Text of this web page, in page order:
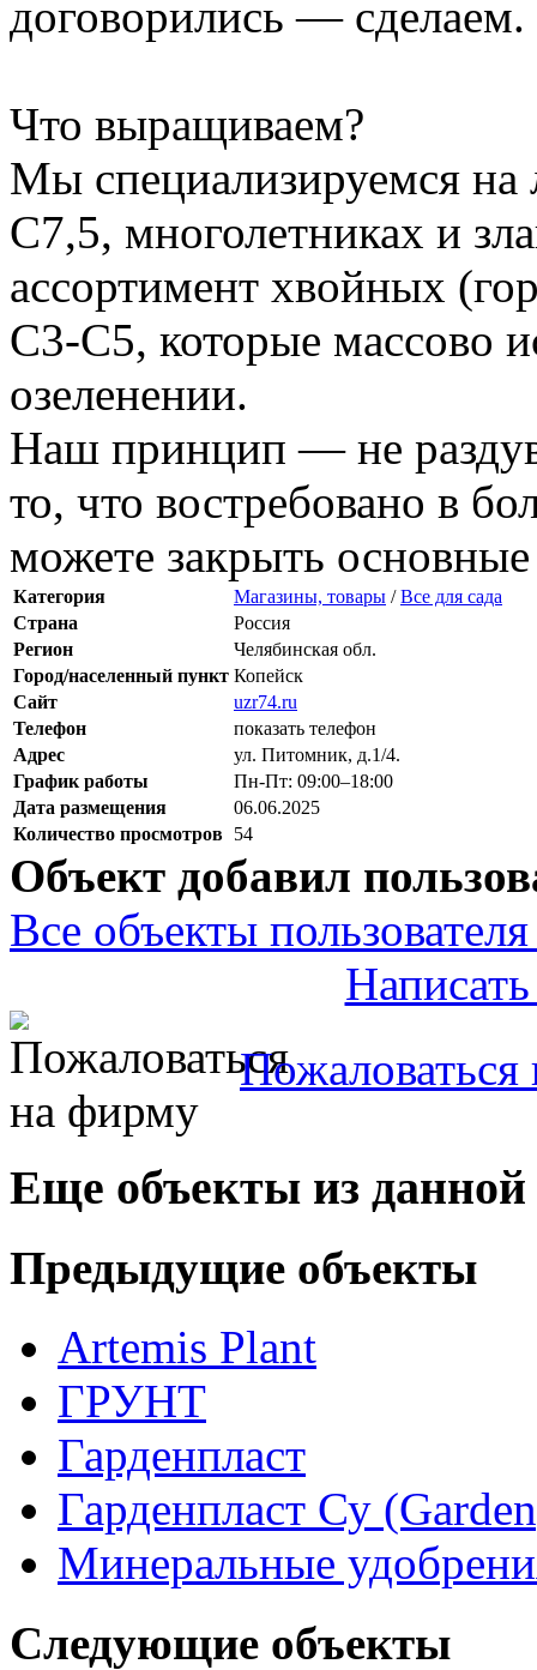
договорились — сделаем.
Что выращиваем?
Мы специализируемся на
С7,5, многолетниках и
ассортимент хвойных
С3-С5, которые массово
озеленении.
Наш принцип — не
то, что востребовано в
можете закрыть
Категория Магазины, товары /Все для сада
Страна
Россия
Регион
Челябинская обл.
Город/населенный пункт Копейск
Сайт
uzr74.ru
Телефон
показать телефон
Адрес
ул. Питомник, д.1/4.
График работы
Пн-Пт: 09:00–18:00
Дата размещения
06.06.2025
Количество просмотров 54
Объект добавил
Все объекты
Еще объекты из данной
Предыдущие объекты
Artemis Plant
ГРУНТ
Гарденпласт
Гарденпласт Су
Минеральные
Следующие объекты